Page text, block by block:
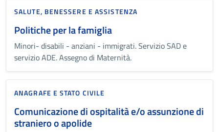
SALUTE, BENESSERE E ASSISTENZA
Politiche per la famiglia
Minori- disabili - anziani - immigrati. Servizio SAD e
servizio ADE. Assegno di Maternità.
ANAGRAFE E STATO CIVILE
Comunicazione di ospitalità e/o assunzione di
straniero o apolide